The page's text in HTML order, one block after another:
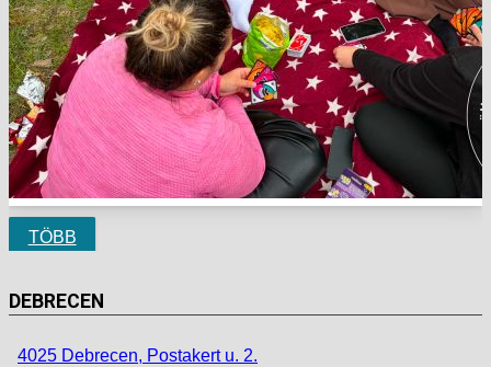
TÖBB
DEBRECEN
4025 Debrecen, Postakert u. 2.